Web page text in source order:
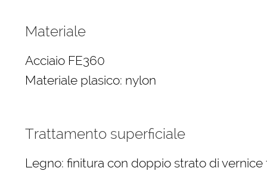
Materiale
Acciaio FE360
Materiale plasico: nylon
Trattamento superficiale
Legno: finitura con doppio strato di